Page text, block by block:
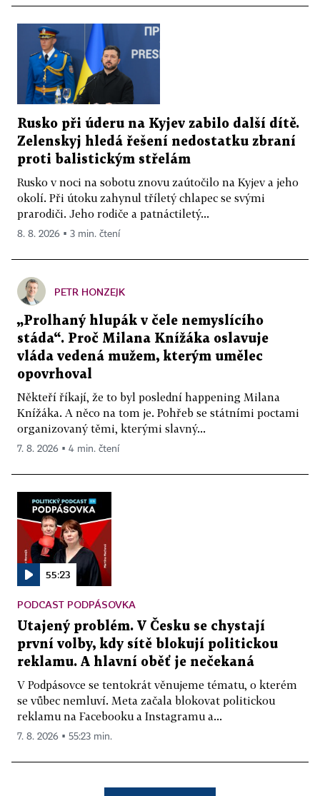
Rusko při úderu na Kyjev zabilo další dítě.
Zelenskyj hledá řešení nedostatku zbraní
proti balistickým střelám
Rusko v noci na sobotu znovu zaútočilo na Kyjev a jeho
okolí. Při útoku zahynul tříletý chlapec se svými
prarodiči. Jeho rodiče a patnáctiletý...
8. 8. 2026 ▪ 3 min. čtení
PETR HONZEJK
„Prolhaný hlupák v čele nemyslícího
stáda“. Proč Milana Knížáka oslavuje
vláda vedená mužem, kterým umělec
opovrhoval
Někteří říkají, že to byl poslední happening Milana
Knížáka. A něco na tom je. Pohřeb se státními poctami
organizovaný těmi, kterými slavný...
7. 8. 2026 ▪ 4 min. čtení
55:23
PODCAST PODPÁSOVKA
Utajený problém. V Česku se chystají
první volby, kdy sítě blokují politickou
reklamu. A hlavní oběť je nečekaná
V Podpásovce se tentokrát věnujeme tématu, o kterém
se vůbec nemluví. Meta začala blokovat politickou
reklamu na Facebooku a Instagramu a...
7. 8. 2026 ▪ 55:23 min.